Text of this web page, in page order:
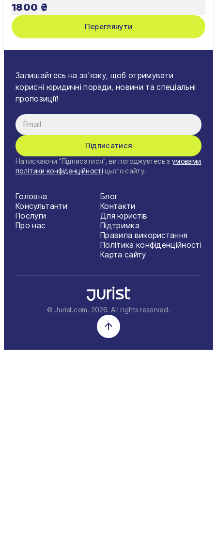
1800 ₴
Переглянути
Залишайтесь на зв'язку, щоб отримувати
корисні юридичні поради, новини та спеціальні
пропозиції!
Підписатися
Натискаючи "Підписатися", ви погоджуєтесь з умовами
політики конфіденційності цього сайту.
Головна
Консультанти
Послуги
Про нас
Блог
Контакти
Для юристів
Підтримка
Правила використання
Політика конфіденційності
Карта сайту
© Jurist.com. 2026. All rights reserved.